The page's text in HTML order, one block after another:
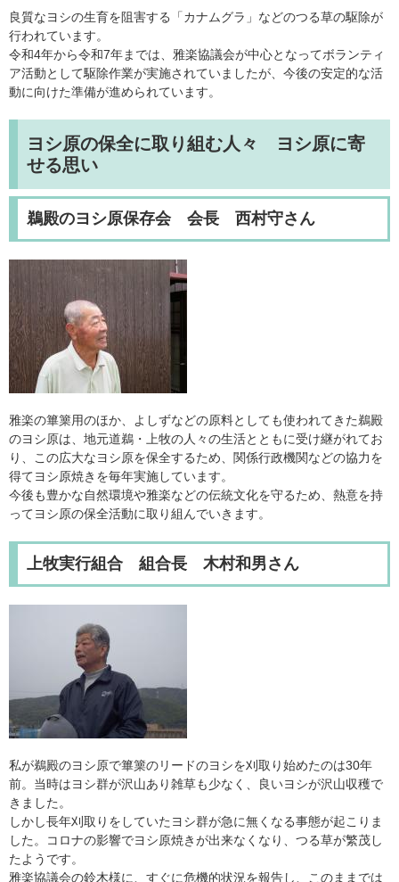
良質なヨシの生育を阻害する「カナムグラ」などのつる草の駆除が
行われています。
令和4年から令和7年までは、雅楽協議会が中心となってボランティ
ア活動として駆除作業が実施されていましたが、今後の安定的な活
動に向けた準備が進められています。
ヨシ原の保全に取り組む人々 ヨシ原に寄
せる思い
鵜殿のヨシ原保存会 会長 西村守さん
雅楽の篳篥用のほか、よしずなどの原料としても使われてきた鵜殿
のヨシ原は、地元道鵜・上牧の人々の生活とともに受け継がれてお
り、この広大なヨシ原を保全するため、関係行政機関などの協力を
得てヨシ原焼きを毎年実施しています。
今後も豊かな自然環境や雅楽などの伝統文化を守るため、熱意を持
ってヨシ原の保全活動に取り組んでいきます。
上牧実行組合 組合長 木村和男さん
私が鵜殿のヨシ原で篳篥のリードのヨシを刈取り始めたのは30年
前。当時はヨシ群が沢山あり雑草も少なく、良いヨシが沢山収穫で
きました。
しかし長年刈取りをしていたヨシ群が急に無くなる事態が起こりま
した。コロナの影響でヨシ原焼きが出来なくなり、つる草が繁茂し
たようです。
雅楽協議会の鈴木様に、すぐに危機的状況を報告し、このままでは